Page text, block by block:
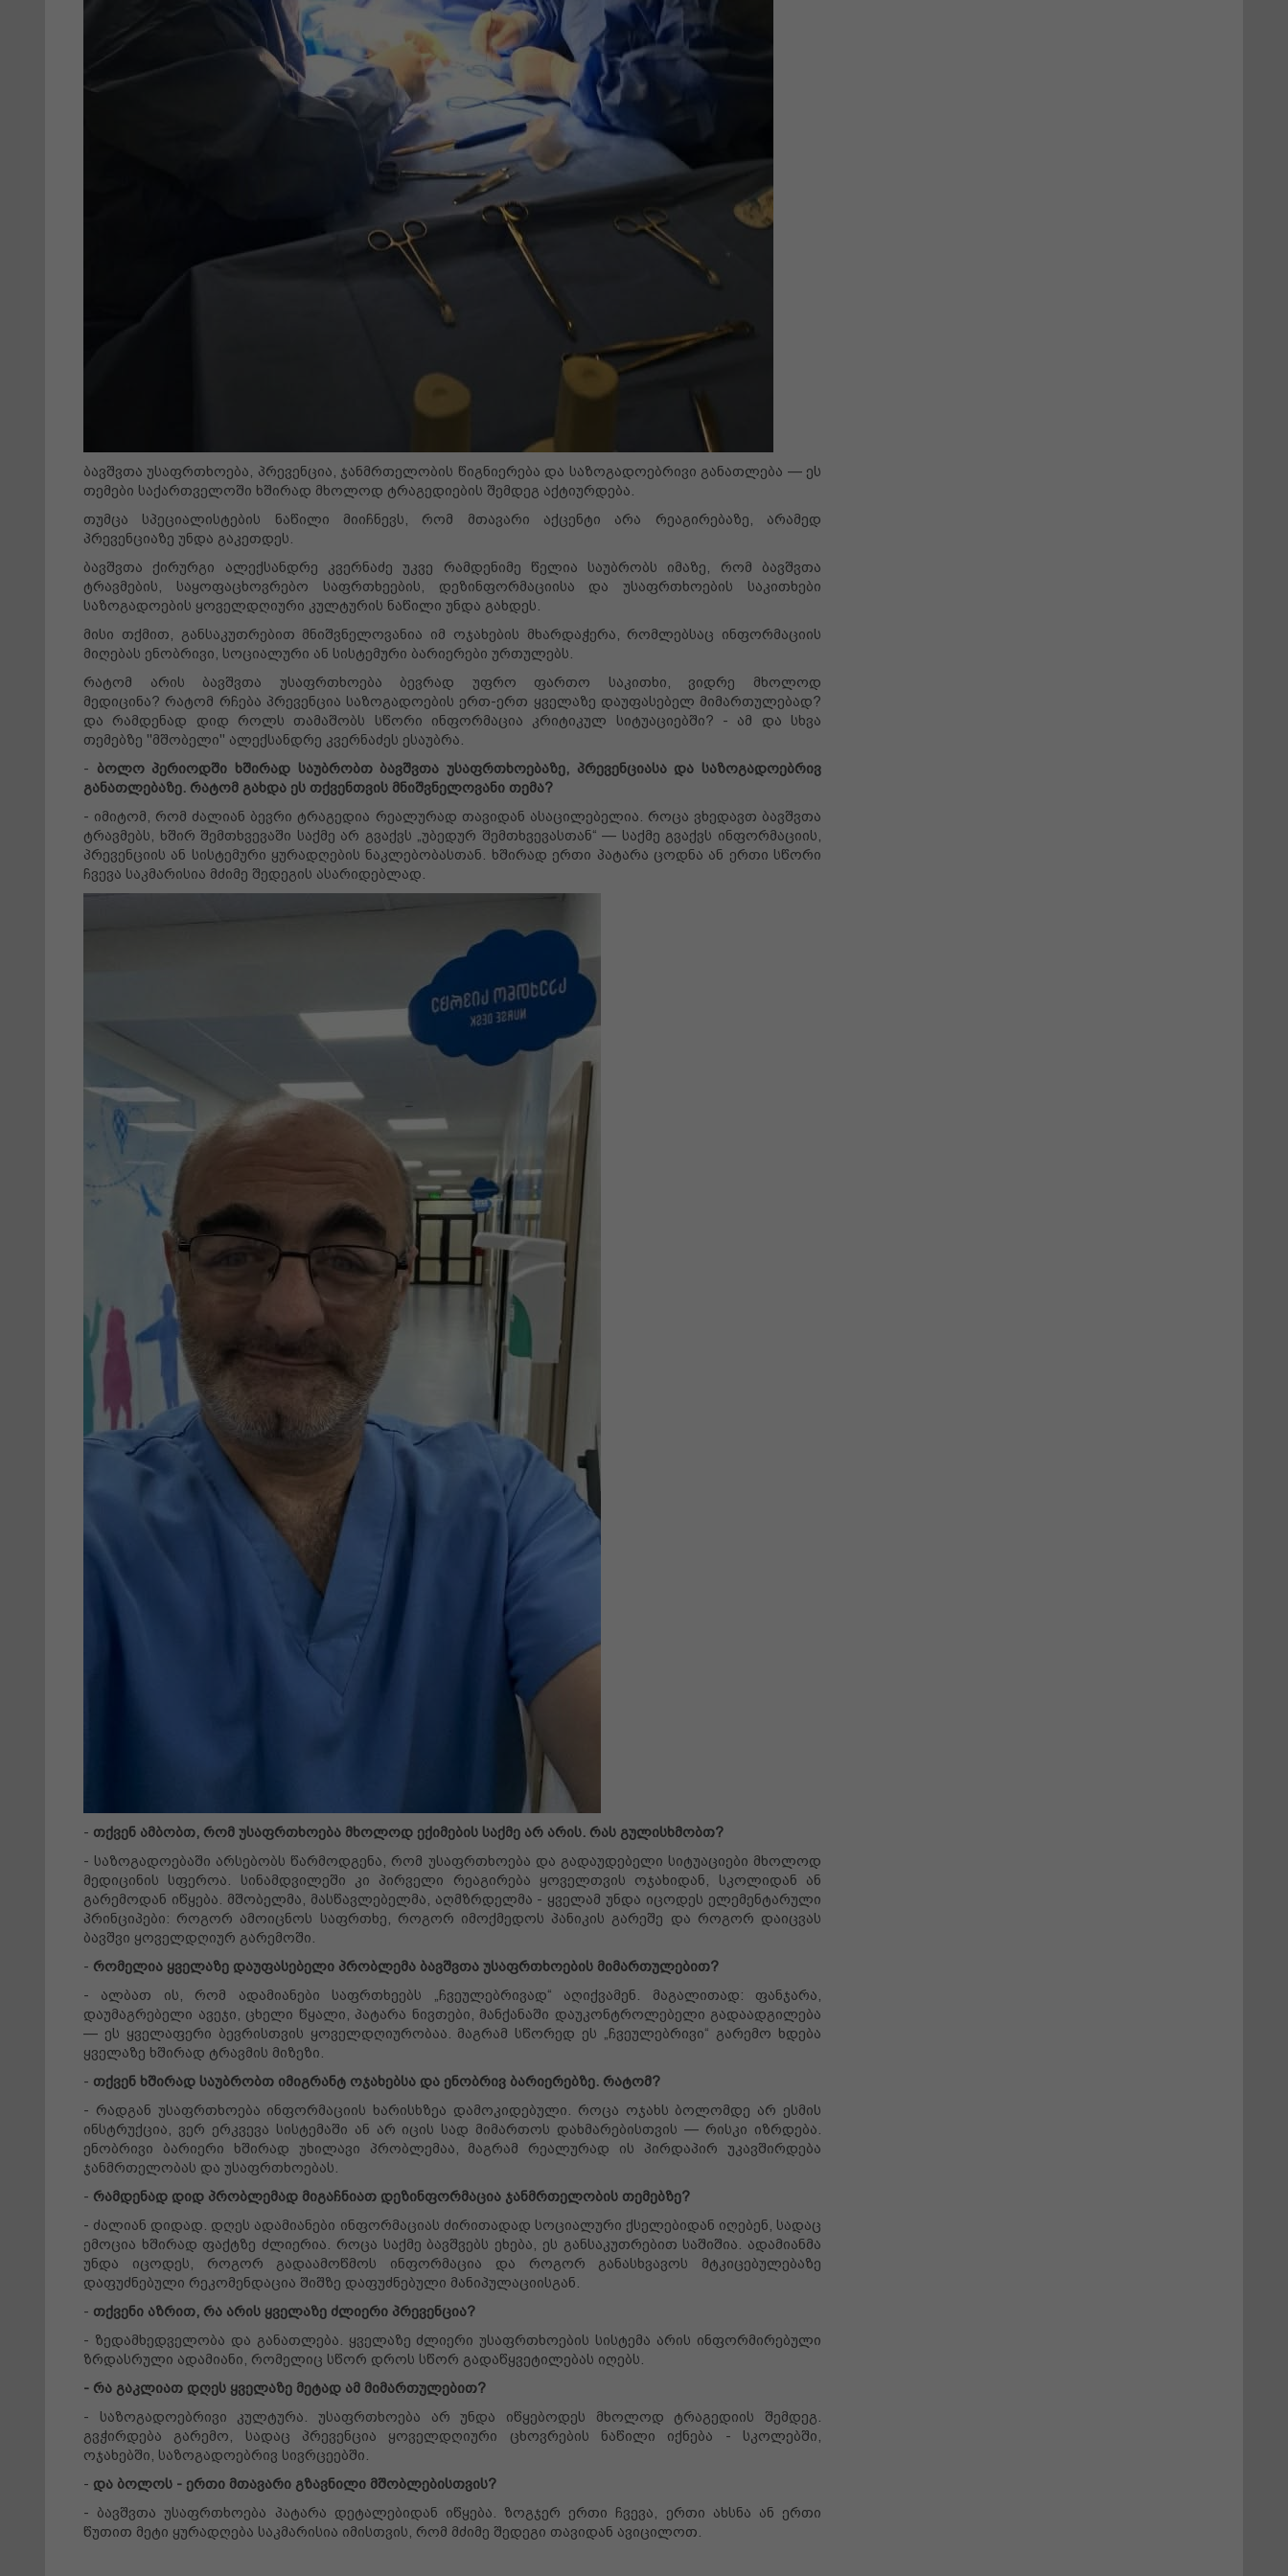
ბავშვთა უსაფრთხოება, პრევენცია, ჯანმრთელობის წიგნიერება და საზოგადოებრივი განათლება — ეს
თემები საქართველოში ხშირად მხოლოდ ტრაგედიების შემდეგ აქტიურდება.
თუმცა სპეციალისტების ნაწილი მიიჩნევს, რომ მთავარი აქცენტი არა რეაგირებაზე, არამედ
პრევენციაზე უნდა გაკეთდეს.
ბავშვთა ქირურგი ალექსანდრე კვერნაძე უკვე რამდენიმე წელია საუბრობს იმაზე, რომ ბავშვთა
ტრავმების, საყოფაცხოვრებო საფრთხეების, დეზინფორმაციისა და უსაფრთხოების საკითხები
საზოგადოების ყოველდღიური კულტურის ნაწილი უნდა გახდეს.
მისი თქმით, განსაკუთრებით მნიშვნელოვანია იმ ოჯახების მხარდაჭერა, რომლებსაც ინფორმაციის
მიღებას ენობრივი, სოციალური ან სისტემური ბარიერები ურთულებს.
რატომ არის ბავშვთა უსაფრთხოება ბევრად უფრო ფართო საკითხი, ვიდრე მხოლოდ
მედიცინა? რატომ რჩება პრევენცია საზოგადოების ერთ-ერთ ყველაზე დაუფასებელ მიმართულებად?
და რამდენად დიდ როლს თამაშობს სწორი ინფორმაცია კრიტიკულ სიტუაციებში? - ამ და სხვა
თემებზე "მშობელი" ალექსანდრე კვერნაძეს ესაუბრა.
- ბოლო პერიოდში ხშირად საუბრობთ ბავშვთა უსაფრთხოებაზე, პრევენციასა და საზოგადოებრივ
განათლებაზე. რატომ გახდა ეს თქვენთვის მნიშვნელოვანი თემა?
- იმიტომ, რომ ძალიან ბევრი ტრაგედია რეალურად თავიდან ასაცილებელია. როცა ვხედავთ ბავშვთა
ტრავმებს, ხშირ შემთხვევაში საქმე არ გვაქვს „უბედურ შემთხვევასთან“ — საქმე გვაქვს ინფორმაციის,
პრევენციის ან სისტემური ყურადღების ნაკლებობასთან. ხშირად ერთი პატარა ცოდნა ან ერთი სწორი
ჩვევა საკმარისია მძიმე შედეგის ასარიდებლად.
- თქვენ ამბობთ, რომ უსაფრთხოება მხოლოდ ექიმების საქმე არ არის. რას გულისხმობთ?
- საზოგადოებაში არსებობს წარმოდგენა, რომ უსაფრთხოება და გადაუდებელი სიტუაციები მხოლოდ
მედიცინის სფეროა. სინამდვილეში კი პირველი რეაგირება ყოველთვის ოჯახიდან, სკოლიდან ან
გარემოდან იწყება. მშობელმა, მასწავლებელმა, აღმზრდელმა - ყველამ უნდა იცოდეს ელემენტარული
პრინციპები: როგორ ამოიცნოს საფრთხე, როგორ იმოქმედოს პანიკის გარეშე და როგორ დაიცვას
ბავშვი ყოველდღიურ გარემოში.
- რომელია ყველაზე დაუფასებელი პრობლემა ბავშვთა უსაფრთხოების მიმართულებით?
- ალბათ ის, რომ ადამიანები საფრთხეებს „ჩვეულებრივად“ აღიქვამენ. მაგალითად: ფანჯარა,
დაუმაგრებელი ავეჯი, ცხელი წყალი, პატარა ნივთები, მანქანაში დაუკონტროლებელი გადაადგილება
— ეს ყველაფერი ბევრისთვის ყოველდღიურობაა. მაგრამ სწორედ ეს „ჩვეულებრივი“ გარემო ხდება
ყველაზე ხშირად ტრავმის მიზეზი.
- თქვენ ხშირად საუბრობთ იმიგრანტ ოჯახებსა და ენობრივ ბარიერებზე. რატომ?
- რადგან უსაფრთხოება ინფორმაციის ხარისხზეა დამოკიდებული. როცა ოჯახს ბოლომდე არ ესმის
ინსტრუქცია, ვერ ერკვევა სისტემაში ან არ იცის სად მიმართოს დახმარებისთვის — რისკი იზრდება.
ენობრივი ბარიერი ხშირად უხილავი პრობლემაა, მაგრამ რეალურად ის პირდაპირ უკავშირდება
ჯანმრთელობას და უსაფრთხოებას.
- რამდენად დიდ პრობლემად მიგაჩნიათ დეზინფორმაცია ჯანმრთელობის თემებზე?
- ძალიან დიდად. დღეს ადამიანები ინფორმაციას ძირითადად სოციალური ქსელებიდან იღებენ, სადაც
ემოცია ხშირად ფაქტზე ძლიერია. როცა საქმე ბავშვებს ეხება, ეს განსაკუთრებით საშიშია. ადამიანმა
უნდა იცოდეს, როგორ გადაამოწმოს ინფორმაცია და როგორ განასხვავოს მტკიცებულებაზე
დაფუძნებული რეკომენდაცია შიშზე დაფუძნებული მანიპულაციისგან.
- თქვენი აზრით, რა არის ყველაზე ძლიერი პრევენცია?
- ზედამხედველობა და განათლება. ყველაზე ძლიერი უსაფრთხოების სისტემა არის ინფორმირებული
ზრდასრული ადამიანი, რომელიც სწორ დროს სწორ გადაწყვეტილებას იღებს.
- რა გაკლიათ დღეს ყველაზე მეტად ამ მიმართულებით?
- საზოგადოებრივი კულტურა. უსაფრთხოება არ უნდა იწყებოდეს მხოლოდ ტრაგედიის შემდეგ.
გვჭირდება გარემო, სადაც პრევენცია ყოველდღიური ცხოვრების ნაწილი იქნება - სკოლებში,
ოჯახებში, საზოგადოებრივ სივრცეებში.
- და ბოლოს - ერთი მთავარი გზავნილი მშობლებისთვის?
- ბავშვთა უსაფრთხოება პატარა დეტალებიდან იწყება. ზოგჯერ ერთი ჩვევა, ერთი ახსნა ან ერთი
წუთით მეტი ყურადღება საკმარისია იმისთვის, რომ მძიმე შედეგი თავიდან ავიცილოთ.